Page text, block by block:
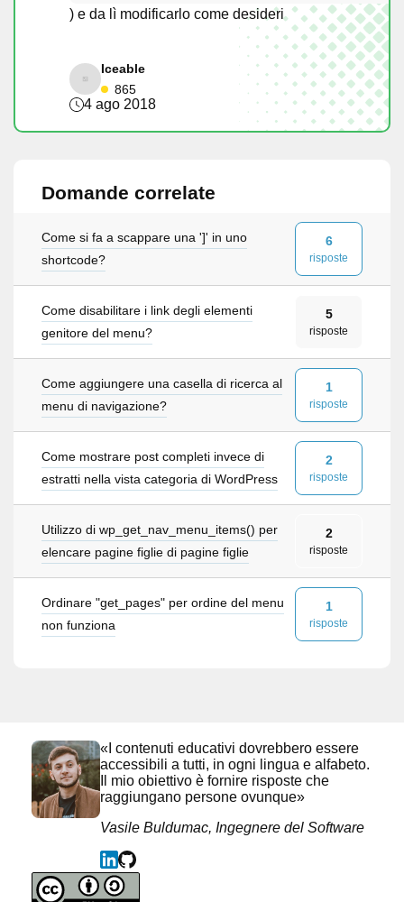
) e da lì modificarlo come desideri
Iceable
865
4 ago 2018
Domande correlate
Come si fa a scappare una ']' in uno
shortcode?
6
risposte
Come disabilitare i link degli elementi
genitore del menu?
5
risposte
Come aggiungere una casella di ricerca al
menu di navigazione?
1
risposte
Come mostrare post completi invece di
estratti nella vista categoria di WordPress
2
risposte
Utilizzo di wp_get_nav_menu_items() per
elencare pagine figlie di pagine figlie
2
risposte
Ordinare "get_pages" per ordine del menu
non funziona
1
risposte
«I contenuti educativi dovrebbero essere
accessibili a tutti, in ogni lingua e alfabeto.
Il mio obiettivo è fornire risposte che
raggiungano persone ovunque»
Vasile Buldumac, Ingegnere del Software